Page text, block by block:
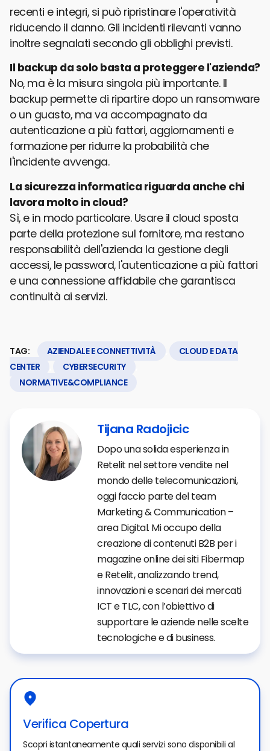
recenti e integri, si può ripristinare l'operatività
riducendo il danno. Gli incidenti rilevanti vanno
inoltre segnalati secondo gli obblighi previsti.
Il backup da solo basta a proteggere l'azienda?
No, ma è la misura singola più importante. Il
backup permette di ripartire dopo un ransomware
o un guasto, ma va accompagnato da
autenticazione a più fattori, aggiornamenti e
formazione per ridurre la probabilità che
l'incidente avvenga.
La sicurezza informatica riguarda anche chi
lavora molto in cloud?
Sì, e in modo particolare. Usare il cloud sposta
parte della protezione sul fornitore, ma restano
responsabilità dell'azienda la gestione degli
accessi, le password, l'autenticazione a più fattori
e una connessione affidabile che garantisca
continuità ai servizi.
TAG: AZIENDALE E CONNETTIVITÀ
CLOUD E DATA
CENTER
CYBERSECURITY
NORMATIVE&COMPLIANCE
Tijana Radojicic
Dopo una solida esperienza in
Retelit nel settore vendite nel
mondo delle telecomunicazioni,
oggi faccio parte del team
Marketing & Communication –
area Digital. Mi occupo della
creazione di contenuti B2B per i
magazine online dei siti Fibermap
e Retelit, analizzando trend,
innovazioni e scenari dei mercati
ICT e TLC, con l’obiettivo di
supportare le aziende nelle scelte
tecnologiche e di business.
Verifica Copertura
Scopri istantaneamente quali servizi sono disponibili al